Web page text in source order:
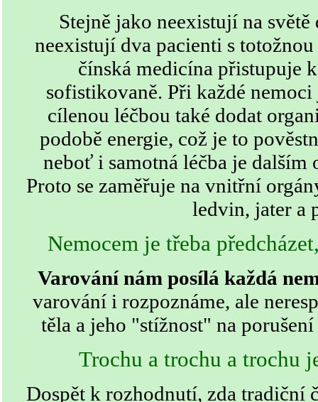
Stejně jako neexistují na
neexistují dva pacienti s
čínská medicína přistupuje
sofistikovaně. Při každé nemoci
cílenou léčbou také dodat
podobě energie, což je to
neboť i samotná léčba je dalším
Proto se zaměřuje na vnitřní
ledvin, jater a
Nemocem je třeba
Varování nám posílá každá
varování i rozpoznáme, ale
těla a jeho "stížnost" na
Trochu a trochu a trochu
Dospět k rozhodnutí, zda tradiční